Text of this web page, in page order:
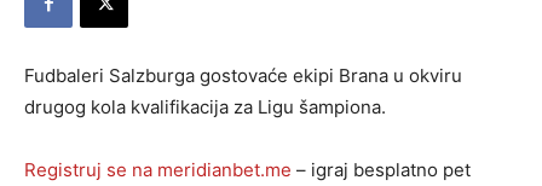
Fudbaleri Salzburga gostovaće ekipi Brana u okviru
drugog kola kvalifikacija za Ligu šampiona.
Registruj se na meridianbet.me – igraj besplatno pet